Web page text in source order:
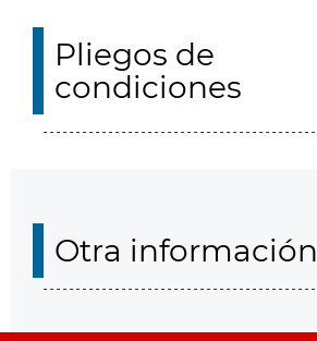
Pliegos de
condiciones
Otra información